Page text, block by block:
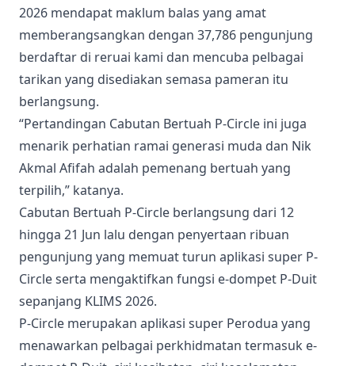
2026 mendapat maklum balas yang amat
memberangsangkan dengan 37,786 pengunjung
berdaftar di reruai kami dan mencuba pelbagai
tarikan yang disediakan semasa pameran itu
berlangsung.
“Pertandingan Cabutan Bertuah P-Circle ini juga
menarik perhatian ramai generasi muda dan Nik
Akmal Afifah adalah pemenang bertuah yang
terpilih,” katanya.
Cabutan Bertuah P-Circle berlangsung dari 12
hingga 21 Jun lalu dengan penyertaan ribuan
pengunjung yang memuat turun aplikasi super P-
Circle serta mengaktifkan fungsi e-dompet P-Duit
sepanjang KLIMS 2026.
P-Circle merupakan aplikasi super Perodua yang
menawarkan pelbagai perkhidmatan termasuk e-